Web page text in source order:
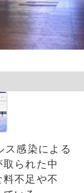
ス感染による
られた中
不足や不